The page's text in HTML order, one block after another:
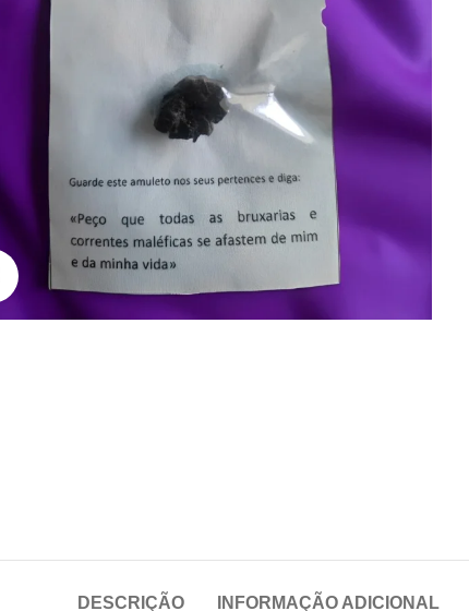
DESCRIÇÃO INFORMAÇÃO ADICIONAL